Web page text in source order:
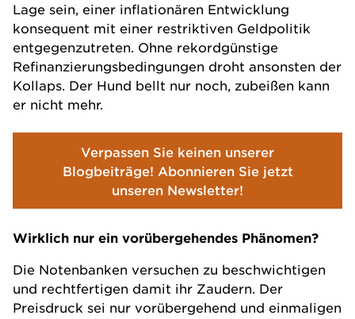
Lage sein, einer inflationären Entwicklung
konsequent mit einer restriktiven Geldpolitik
entgegenzutreten. Ohne rekordgünstige
Refinanzierungsbedingungen droht ansonsten der
Kollaps. Der Hund bellt nur noch, zubeißen kann
er nicht mehr.
Verpassen Sie keinen unserer
Blogbeiträge! Abonnieren Sie jetzt
unseren Newsletter!
Wirklich nur ein vorübergehendes Phänomen?
Die Notenbanken versuchen zu beschwichtigen
und rechtfertigen damit ihr Zaudern. Der
Preisdruck sei nur vorübergehend und einmaligen